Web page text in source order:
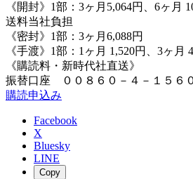
《開封》1部：3ヶ月5,064円、6ヶ
送料当社負担
《密封》1部：3ヶ月6,088円
《手渡》1部：1ヶ月 1,520円、3ヶ月
《購読料・新時代社直送》
振替口座 ００８６０－４－１５
購読申込み
Facebook
X
Bluesky
LINE
Copy